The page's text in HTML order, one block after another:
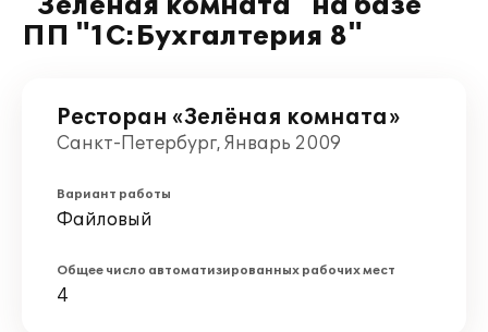
ПП "1С:Бухгалтерия 8"
Ресторан «Зелёная комната»
Санкт-Петербург, Январь 2009
Вариант работы
Файловый
Общее число автоматизированных рабочих мест
4